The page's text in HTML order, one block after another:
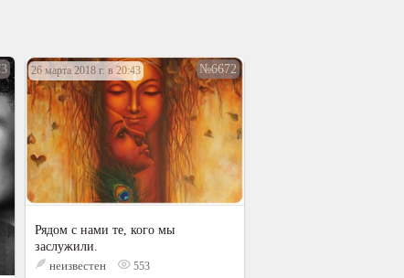
26 марта 2018 г. в 20:43 №6672
Рядом с нами те, кого мы
заслужили.
неизвестен
553